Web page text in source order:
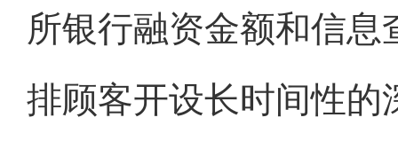
所银行融资金额和信
排顾客开设长时间性的